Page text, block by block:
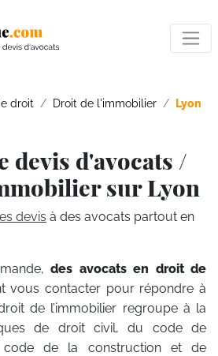
droit Droit de l'immobilier Lyon
devis d'avocats /
sur Lyon
devis à des avocats partout en
des avocats en droit de
vous contacter pour répondre à
de l’immobilier regroupe à la
de droit civil, du code de
code de la construction et de